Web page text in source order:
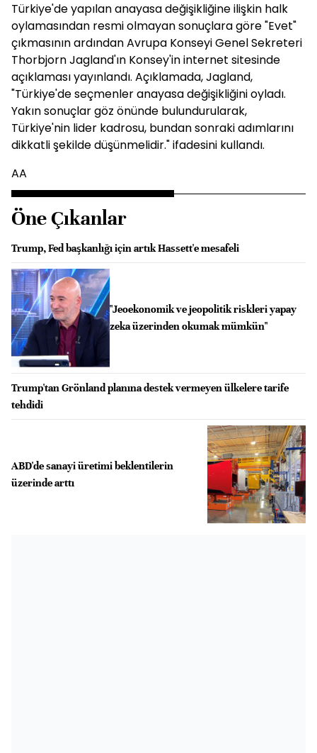
Türkiye'de yapılan anayasa değişikliğine ilişkin halk
oylamasından resmi olmayan sonuçlara göre "Evet"
çıkmasının ardından Avrupa Konseyi Genel Sekreteri
Thorbjorn Jagland'ın Konsey'in internet sitesinde
açıklaması yayınlandı. Açıklamada, Jagland,
"Türkiye'de seçmenler anayasa değişikliğini oyladı.
Yakın sonuçlar göz önünde bulundurularak,
Türkiye'nin lider kadrosu, bundan sonraki adımlarını
dikkatli şekilde düşünmelidir." ifadesini kullandı.
AA
Öne Çıkanlar
Trump, Fed başkanlığı için artık Hassett'e mesafeli
"Jeoekonomik ve jeopolitik riskleri yapay
zeka üzerinden okumak mümkün"
Trump'tan Grönland planına destek vermeyen ülkelere tarife
tehdidi
ABD'de sanayi üretimi beklentilerin
üzerinde arttı